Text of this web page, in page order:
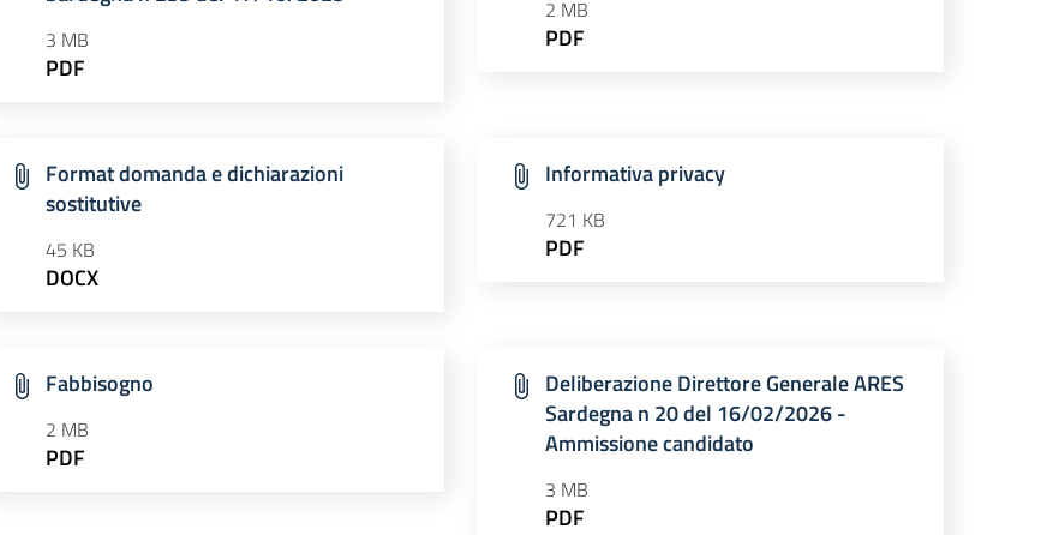
3 MB
PDF
2 MB
PDF
Format domanda e dichiarazioni
sostitutive
45 KB
DOCX
Informativa privacy
721 KB
PDF
Fabbisogno
2 MB
PDF
Deliberazione Direttore Generale ARES
Sardegna n 20 del 16/02/2026 -
Ammissione candidato
3 MB
PDF